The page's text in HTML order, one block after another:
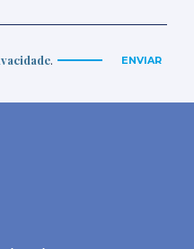
. ENVIAR